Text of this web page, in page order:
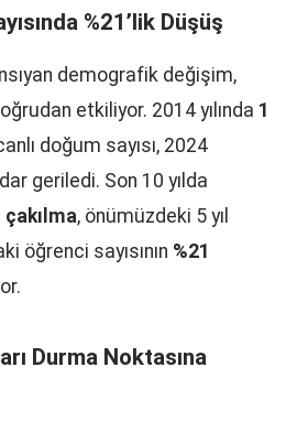
%21’lik Düşüş
demografik değişim,
etkiliyor. 2014 yılında 1
doğum sayısı, 2024
geriledi. Son 10 yılda
çakılma, önümüzdeki 5 yıl
öğrenci sayısının %21
Durma Noktasına